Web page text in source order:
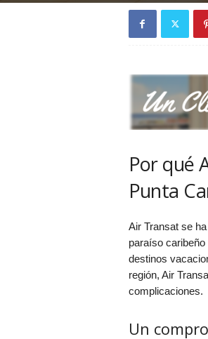
Por qué
Punta
Air Transat se
paraíso
destinos
región, Air
complicaciones.
Un